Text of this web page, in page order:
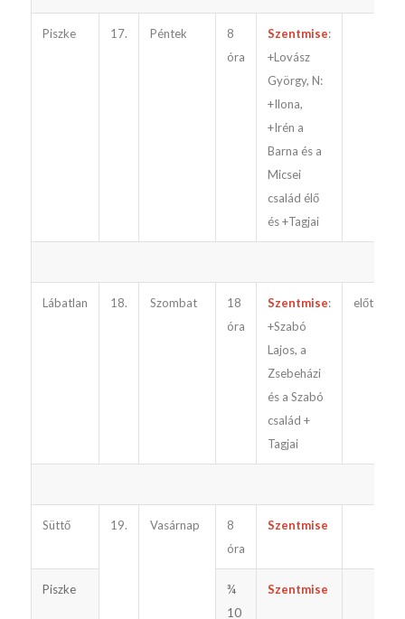
Piszke 17. Péntek
8
óra
Szentmise:
+Lovász
György, N:
+Ilona,
+Irén a
Barna és a
Micsei
család élő
és +Tagjai
Lábatlan 18. Szombat
18
óra
Szentmise:
+Szabó
Lajos, a
Zsebeházi
és a Szabó
család +
Tagjai
előtte
Süttő 19. Vasárnap
8
óra
Szentmise
Piszke
¾
10
Szentmise